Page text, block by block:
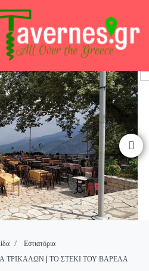
Εστιατόρια
ΤΡΙΚΑΛΩΝ | ΤΟ ΣΤΕΚΙ ΤΟΥ ΒΑΡΕΛΑ